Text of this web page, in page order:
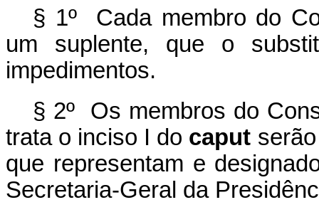
§ 1º Cada membro do
um suplente, que o
impedimentos.
§ 2º Os membros do
trata o inciso I do caput
que representam e
Secretaria-Geral da